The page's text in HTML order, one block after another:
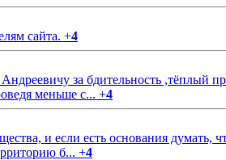
сайта. +4
за бдительность ,тёплый
меньше с... +4
и если есть основания думать,
б... +4